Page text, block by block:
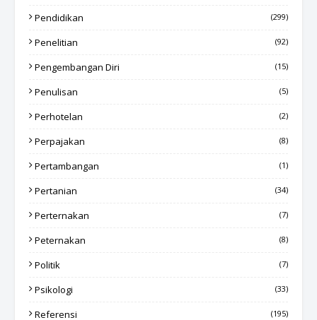
Pendidikan (299)
Penelitian (92)
Pengembangan Diri (15)
Penulisan (5)
Perhotelan (2)
Perpajakan (8)
Pertambangan (1)
Pertanian (34)
Perternakan (7)
Peternakan (8)
Politik (7)
Psikologi (33)
Referensi (195)